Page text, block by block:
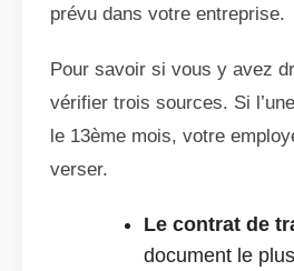
prévu dans votre entreprise.
Pour savoir si vous y avez
vérifier trois sources. Si
le 13ème mois, votre
verser.
Le contrat de
document le